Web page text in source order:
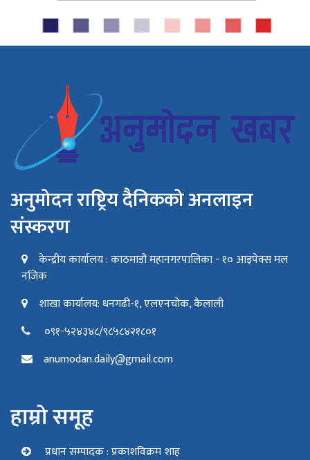
अनुमोदन राष्ट्रिय दैनिकको अनलाइन
संस्करण
केन्द्रीय कार्यालय : काठमाडौं महानगरपालिका - १० आइपेक्स मल
नजिक
शाखा कार्यालय: धनगढी-१, एलएनचोक, कैलाली
०९१-५२४३४८/९८५८४२१८०१
anumodan.daily@gmail.com
हाम्रो समूह
प्रधान सम्पादक : प्रकाशविक्रम शाह